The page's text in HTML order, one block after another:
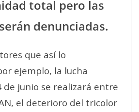
total pero las
denunciadas.
que así lo
ejemplo, la lucha
de junio se realizará entre
el deterioro del tricolor